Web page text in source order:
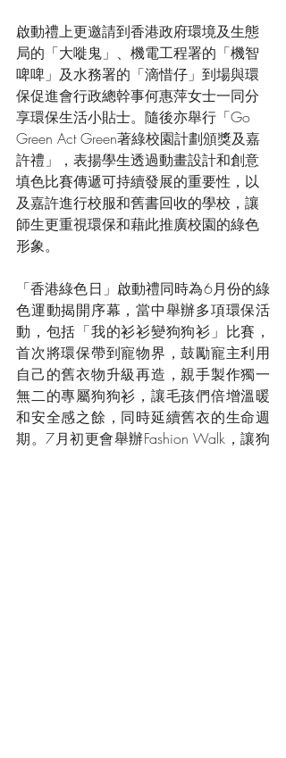
啟動禮上更邀請到香港政府環境及生態
局的「大嘥鬼」、機電工程署的「機智
啤啤」及水務署的「滴惜仔」到場與環
保促進會行政總幹事何惠萍女士一同分
享環保生活小貼士。隨後亦舉行「Go
Green Act Green著綠校園計劃頒獎及嘉
許禮」，表揚學生透過動畫設計和創意
填色比賽傳遞可持續發展的重要性，以
及嘉許進行校服和舊書回收的學校，讓
師生更重視環保和藉此推廣校園的綠色
形象。
「香港綠色日」啟動禮同時為6月份的綠
色運動揭開序幕，當中舉辦多項環保活
動，包括「我的衫衫變狗狗衫」比賽，
首次將環保帶到寵物界，鼓勵寵主利用
自己的舊衣物升級再造，親手製作獨一
無二的專屬狗狗衫，讓毛孩們倍增溫暖
和安全感之餘，同時延續舊衣的生命週
期。7月初更會舉辦Fashion Walk，讓狗